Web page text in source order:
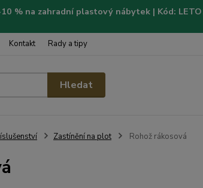
10 % na zahradní plastový nábytek | Kód:
Kontakt Rady a tipy
Hledat
Zastínění na plot Rohož rákosová